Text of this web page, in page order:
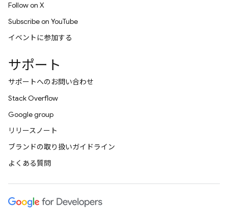
Follow on X
Subscribe on YouTube
イベントに参加する
サポート
サポートへのお問い合わせ
Stack Overflow
Google group
リリースノート
ブランドの取り扱いガイドライン
よくある質問